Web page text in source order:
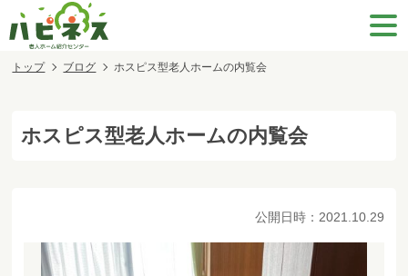
トップ ブログ ホスピス型老人ホームの内覧会
ホスピス型老人ホームの内覧会
公開日時： 2021.10.29